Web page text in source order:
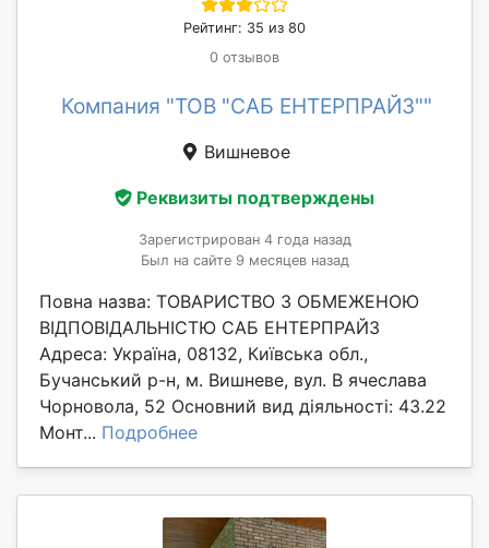
Рейтинг: 35 из 80
0 отзывов
Компания "ТОВ "САБ ЕНТЕРПРАЙЗ""
Вишневое
Реквизиты подтверждены
Зарегистрирован 4 года назад
Был на сайте 9 месяцев назад
Повна назва: ТОВАРИСТВО З ОБМЕЖЕНОЮ
ВІДПОВІДАЛЬНІСТЮ САБ ЕНТЕРПРАЙЗ
Адреса: Україна, 08132, Київська обл.,
Бучанський р-н, м. Вишневе, вул. В ячеслава
Чорновола, 52 Основний вид діяльності: 43.22
Монт... Подробнее